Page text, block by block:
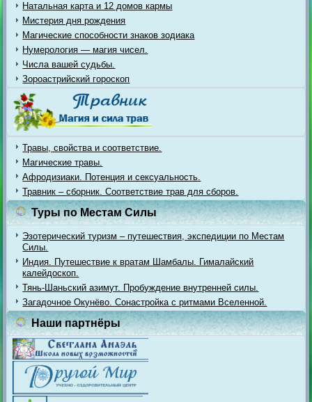
Натальная карта и 12 домов кармы
Мистерия дня рождения
Магические способности знаков зодиака
Нумерология — магия чисел.
Числа вашей судьбы.
Зороастрийский гороскоп
Травы, свойства и соответствие.
Магические травы.
Афродизиаки. Потенция и сексуальность.
Травник – сборник. Соответствие трав для сборов.
Туры по Местам Силы
Эзотерический туризм – путешествия, экспедиции по Местам
Силы.
Индия. Путешествие к вратам Шамбалы. Гималайский
калейдоскоп.
Тянь-Шаньский азимут. Пробуждение внутренней силы.
Загадочное Окунёво. Сонастройка с ритмами Вселенной.
Наши партнёры